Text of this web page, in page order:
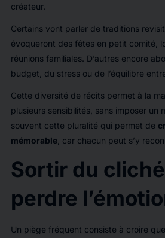
créateur.
Certains vont parler de traditions
évoqueront des fêtes en petit comité,
réunions familiales. D’autres encore
budget, du stress ou de l’équilibre
Cette diversité de récits permet à la
plusieurs sensibilités, sans imposer un
souvent cette pluralité qui permet de
mémorable, car chacun peut s’y
Sortir du
perdre
Un piège fréquent consiste à croire